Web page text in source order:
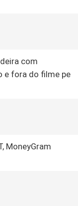
com
e fora do filme pe
MoneyGram